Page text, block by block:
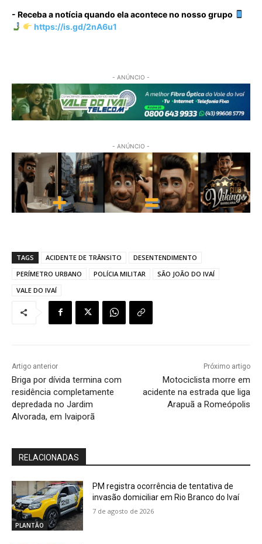
- Receba a notícia quando ela acontece no nosso grupo
https://is.gd/2nA6u1
- ANÚNCIO -
- ANÚNCIO -
TAGS ACIDENTE DE TRÂNSITO
DESENTENDIMENTO
PERÍMETRO URBANO
POLÍCIA MILITAR
SÃO JOÃO DO IVAÍ
VALE DO IVAÍ
Artigo anterior
Briga por dívida termina com
residência completamente
depredada no Jardim
Alvorada, em Ivaiporã
Próximo artigo
Motociclista morre em
acidente na estrada que liga
Arapuã a Romeópolis
RELACIONADAS
PLANTÃO
PM registra ocorrência de tentativa de
invasão domiciliar em Rio Branco do Ivaí
7 de agosto de 2026